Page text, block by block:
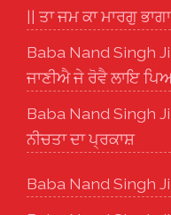
|| ਤਾ ਜਮ ਕਾ ਮਾਰਗੁ
Baba Nand Singh Ji
ਜਾਣੀਐ ਜੇ ਰੋਵੈ ਲਾਇ
Baba Nand Singh
ਨੀਚਤਾ ਦਾ ਪ੍ਰਕਾਸ਼
Baba Nand Singh